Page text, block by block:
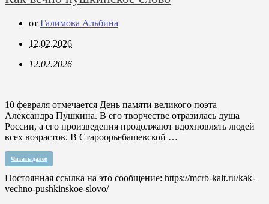
от Галимова Альбина
12.02.2026
12.02.2026
10 февраля отмечается День памяти великого поэта
Александра Пушкина. В его творчестве отразилась душа
России, а его произведения продолжают вдохновлять людей
всех возрастов. В Староорьебашевской …
Читать далее
Постоянная ссылка на это сообщение: https://mcrb-kalt.ru/kak-
vechno-pushkinskoe-slovo/